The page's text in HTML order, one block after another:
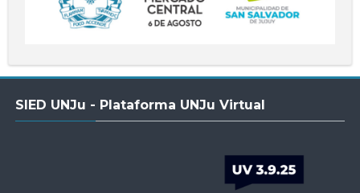
SIED UNJu - Plataforma UNJu Virtual